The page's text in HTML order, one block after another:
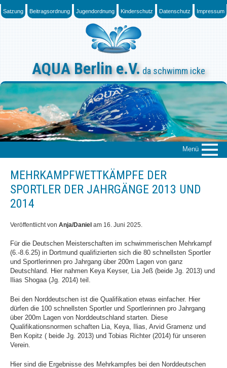
Skip
to
Satzung Beitragsordnung Jugendordnung Kinderschutz Datenschutz Impressum
AQUA Berlin e.V. da schwimm icke
Menü
Das „Who is Who“
Baumschulenweg
News
Trainingszeiten
Sportforum
Hohenschönhausen
News
Trainingszeiten
MEHRKAMPFWETTKÄMPFE DER
SPORTLER DER JAHRGÄNGE 2013 UND
2014
Veröffentlicht von Anja/Danielam 16. Juni 2025
Für die Deutschen Meisterschaften im schwimmerischen Mehrkampf
(6.-8.6.25) in Dortmund qualifizierten sich die 80 schnellsten Sportler
und Sportlerinnen pro Jahrgang über 200m Lagen von ganz
Deutschland. Hier nahmen Keya Keyser, Lia Jeß (beide Jg. 2013) und
Ilias Shogaa (Jg. 2014) teil.
Bei den Norddeutschen ist die Qualifikation etwas einfacher. Hier
dürfen die 100 schnellsten Sportler und Sportlerinnen pro Jahrgang
über 200m Lagen von Norddeutschland starten. Diese
Qualifikationsnormen schaften Lia, Keya, Ilias, Arvid Gramenz und
Ben Kopitz ( beide Jg. 2013) und Tobias Richter (2014) für unseren
Verein.
Hier sind die Ergebnisse des Mehrkampfes bei den Norddeutschen